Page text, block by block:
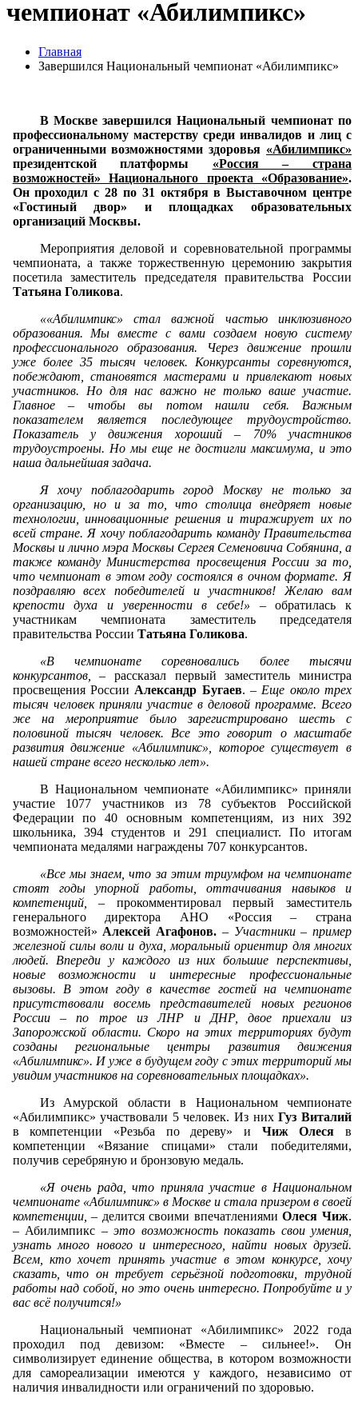
чемпионат «Абилимпикс»
Главная
Завершился Национальный чемпионат «Абилимпикс»
В Москве завершился Национальный чемпионат по
профессиональному мастерству среди инвалидов и лиц с
ограниченными возможностями здоровья «Абилимпикс»
президентской платформы «Россия – страна
возможностей» Национального проекта «Образование».
Он проходил с 28 по 31 октября в Выставочном центре
«Гостиный двор» и площадках образовательных
организаций Москвы.
Мероприятия деловой и соревновательной программы
чемпионата, а также торжественную церемонию закрытия
посетила заместитель председателя правительства России
Татьяна Голикова.
««Абилимпикс» стал важной частью инклюзивного
образования. Мы вместе с вами создаем новую систему
профессионального образования. Через движение прошли
уже более 35 тысяч человек. Конкурсанты соревнуются,
побеждают, становятся мастерами и привлекают новых
участников. Но для нас важно не только ваше участие.
Главное – чтобы вы потом нашли себя. Важным
показателем является последующее трудоустройство.
Показатель у движения хороший – 70% участников
трудоустроены. Но мы еще не достигли максимума, и это
наша дальнейшая задача.
Я хочу поблагодарить город Москву не только за
организацию, но и за то, что столица внедряет новые
технологии, инновационные решения и тиражирует их по
всей стране. Я хочу поблагодарить команду Правительства
Москвы и лично мэра Москвы Сергея Семеновича Собянина, а
также команду Министерства просвещения России за то,
что чемпионат в этом году состоялся в очном формате. Я
поздравляю всех победителей и участников! Желаю вам
крепости духа и уверенности в себе!» – обратилась к
участникам чемпионата заместитель председателя
правительства России Татьяна Голикова.
«В чемпионате соревновались более тысячи
конкурсантов,
– рассказал первый заместитель министра
просвещения России Александр Бугаев. – Еще около трех
тысяч человек приняли участие в деловой программе. Всего
же на мероприятие было зарегистрировано шесть с
половиной тысяч человек. Все это говорит о масштабе
развития движение «Абилимпикс», которое существует в
нашей стране всего несколько лет».
В Национальном чемпионате «Абилимпикс» приняли
участие 1077 участников из 78 субъектов Российской
Федерации по 40 основным компетенциям, из них 392
школьника, 394 студентов и 291 специалист. По итогам
чемпионата медалями награждены 707 конкурсантов.
«Все мы знаем, что за этим триумфом на чемпионате
стоят годы упорной работы, оттачивания навыков и
компетенций,
– прокомментировал первый заместитель
генерального директора АНО «Россия – страна
возможностей» Алексей Агафонов. – Участники – пример
железной силы воли и духа, моральный ориентир для многих
людей. Впереди у каждого из них большие перспективы,
новые возможности и интересные профессиональные
вызовы. В этом году в качестве гостей на чемпионате
присутствовали восемь представителей новых регионов
России – по трое из ЛНР и ДНР, двое приехали из
Запорожской области. Скоро на этих территориях будут
созданы региональные центры развития движения
«Абилимпикс». И уже в будущем году с этих территорий мы
увидим участников на соревновательных площадках».
Из Амурской области в Национальном чемпионате
«Абилимпикс» участвовали 5 человек. Из нихГуз Виталий
в компетенции «Резьба по дереву» и Чиж Олеся в
компетенции «Вязание спицами» стали победителями,
получив серебряную и бронзовую медаль.
«Я очень рада, что приняла участие в Национальном
чемпионате «Абилимпикс» в Москве и стала призером в своей
компетенции, – делится своими впечатлениямиОлеся Чиж.
– Абилимпикс –это возможность показать свои умения,
узнать много нового и интересного, найти новых друзей.
Всем, кто хочет принять участие в этом конкурсе, хочу
сказать, что он требует серьёзной подготовки, трудной
работы над собой, но это очень интересно. Попробуйте и у
вас всё получится!»
Национальный чемпионат «Абилимпикс» 2022 года
проходил под девизом: «Вместе – сильнее!». Он
символизирует единение общества, в котором возможности
для самореализации имеются у каждого, независимо от
наличия инвалидности или ограничений по здоровью.